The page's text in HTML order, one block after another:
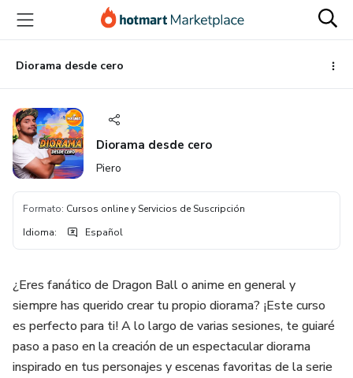
principal
página
de
página
Diorama desde cero
Diorama desde cero
Piero
Formato: Cursos online y Servicios de Suscripción
Idioma: Español
¿Eres fanático de Dragon Ball o anime en general y
siempre has querido crear tu propio diorama? ¡Este curso
es perfecto para ti! A lo largo de varias sesiones, te guiaré
paso a paso en la creación de un espectacular diorama
inspirado en tus personajes y escenas favoritas de la serie